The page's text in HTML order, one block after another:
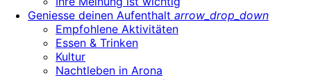
Geniesse deinen Aufenthalt arrow_drop_down
Empfohlene Aktivitäten
Essen & Trinken
Kultur
Nachtleben in Arona